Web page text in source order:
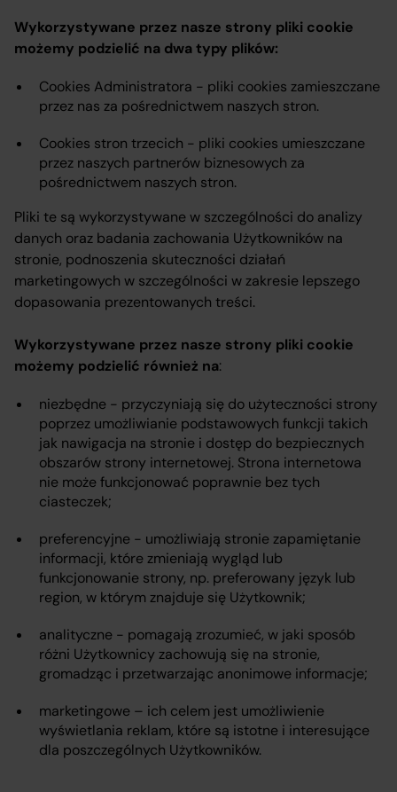
Wykorzystywane przez nasze strony pliki cookie
możemy podzielić na dwa typy plików:
Cookies Administratora - pliki cookies zamieszczane
przez nas za pośrednictwem naszych stron.
Cookies stron trzecich - pliki cookies umieszczane
przez naszych partnerów biznesowych za
pośrednictwem naszych stron.
Pliki te są wykorzystywane w szczególności do analizy
danych oraz badania zachowania Użytkowników na
stronie, podnoszenia skuteczności działań
marketingowych w szczególności w zakresie lepszego
dopasowania prezentowanych treści.
Wykorzystywane przez nasze strony pliki cookie
możemy podzielić również na:
niezbędne - przyczyniają się do użyteczności strony
poprzez umożliwianie podstawowych funkcji takich
jak nawigacja na stronie i dostęp do bezpiecznych
obszarów strony internetowej. Strona internetowa
nie może funkcjonować poprawnie bez tych
ciasteczek;
preferencyjne - umożliwiają stronie zapamiętanie
informacji, które zmieniają wygląd lub
funkcjonowanie strony, np. preferowany język lub
region, w którym znajduje się Użytkownik;
analityczne - pomagają zrozumieć, w jaki sposób
różni Użytkownicy zachowują się na stronie,
gromadząc i przetwarzając anonimowe informacje;
marketingowe – ich celem jest umożliwienie
wyświetlania reklam, które są istotne i interesujące
dla poszczególnych Użytkowników.